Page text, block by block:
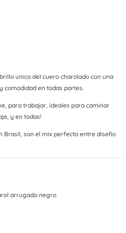
único del cuero charolado con una
comodidad en todas partes.
para trabajar, ideales para caminar
y en todas!
Brasil, son el mix perfecto entre diseño
arrugado negro